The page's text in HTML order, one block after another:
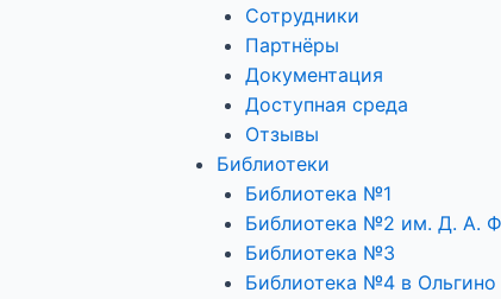
Сотрудники
Партнёры
Документация
Доступная среда
Отзывы
Библиотеки
Библиотека №1
Библиотека №2 им. Д. А.
Библиотека №3
Библиотека №4 в Ольгино